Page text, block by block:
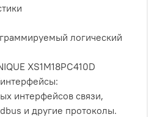
логический
XS1M18PC410D
интерфейсов связи,
и другие протоколы.